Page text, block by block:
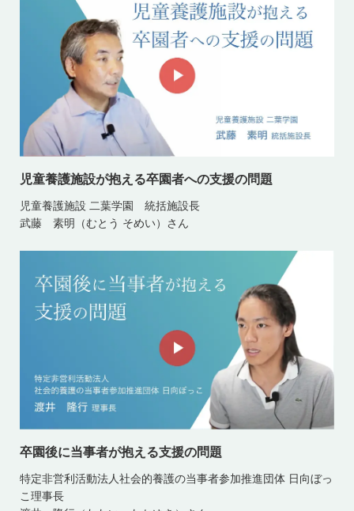
児童養護施設が抱える卒園者への支援の問題
児童養護施設 二葉学園 統括施設長
武藤 素明（むとう そめい）さん
卒園後に当事者が抱える支援の問題
特定非営利活動法人社会的養護の当事者参加推進団体 日向ぼっ
こ理事長